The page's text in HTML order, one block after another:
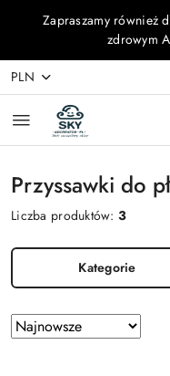
Przejdź do treści
Przejdź do
Przejdź do moje
Przejdź do menu
Przejdź do stopki
Zapraszamy również
zdrowym
PLN
Przyssawki do
Liczba produktów:3
Kategorie
Zastosowano
sortowanie:
Sortuj
według